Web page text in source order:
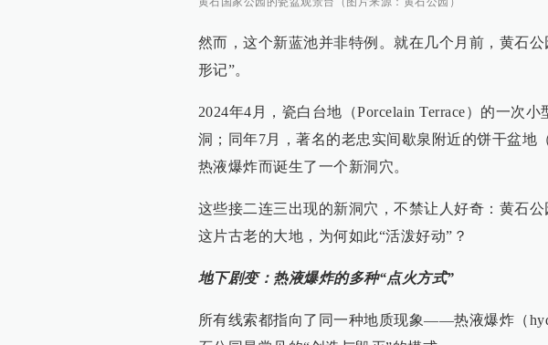
然而，这个新蓝池并非特例。就在几个月前，黄石
形记”。
2024年4月，瓷白台地（Porcelain Terrace）的一次
洞；同年7月，著名的老忠实间歇泉附近的饼干盆地
热液爆炸而诞生了一个新洞穴。
这些接二连三出现的新洞穴，不禁让人好奇：黄石
这片古老的大地，为何如此“活泼好动”？
地下剧变：热液爆炸的多种“点火方式”
所有线索都指向了同一种地质现象——热液爆炸（